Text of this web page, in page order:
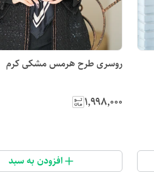
روسری طرح هرمس مشکی کرم
۱٬۹۹۸٬۰۰۰
افزودن به سبد